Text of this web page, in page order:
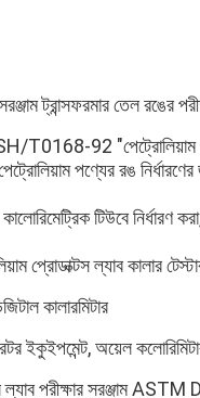
ট্রান্সফরমার তেল রঙের
SH/T0168-92
পণ্যের রঙ
টিউবে নির্ধারণ
প্রোডাক্টস ল্যাব কালার
কালারমিটার
ইকুইপমেন্ট, অয়েল
পরীক্ষার সরঞ্জাম